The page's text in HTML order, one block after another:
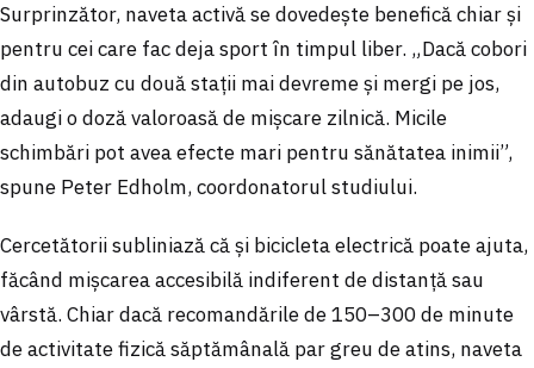
Surprinzător, naveta activă se dovedește benefică chiar și
pentru cei care fac deja sport în timpul liber. „Dacă cobori
din autobuz cu două stații mai devreme și mergi pe jos,
adaugi o doză valoroasă de mișcare zilnică. Micile
schimbări pot avea efecte mari pentru sănătatea inimii”,
spune Peter Edholm, coordonatorul studiului.
Cercetătorii subliniază că și bicicleta electrică poate ajuta,
făcând mișcarea accesibilă indiferent de distanță sau
vârstă. Chiar dacă recomandările de 150–300 de minute
de activitate fizică săptămânală par greu de atins, naveta